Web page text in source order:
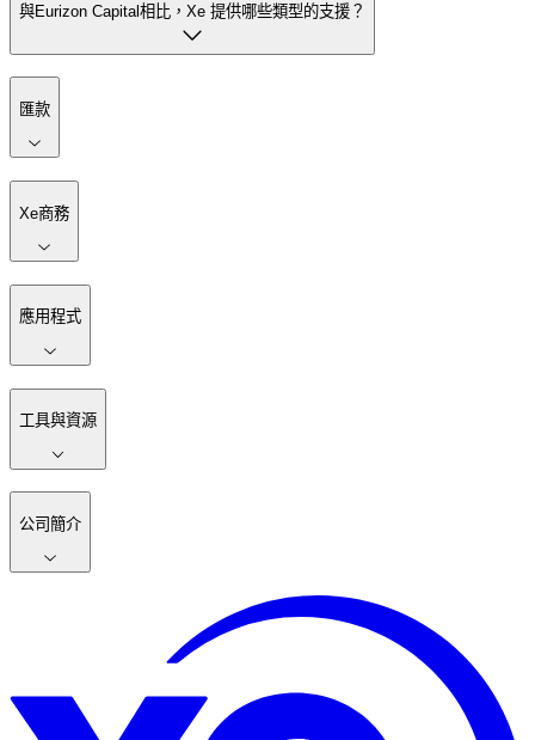
與Eurizon Capital相比，Xe 提供哪些類型的支援？
匯款
Xe商務
應用程式
工具與資源
公司簡介